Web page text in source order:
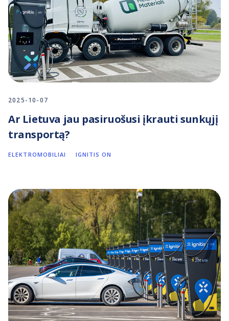
2025-10-07
Ar Lietuva jau pasiruošusi įkrauti sunkųjį
transportą?
ELEKTROMOBILIAI IGNITIS ON